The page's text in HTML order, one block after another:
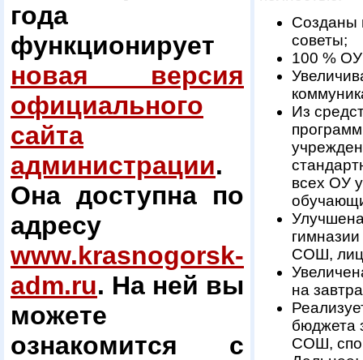
года
функционирует
новая версия
официального
сайта
администрации.
Она доступна по
адресу
www.krasnogorsk-
adm.ru. На ней вы
можете
ознакомится с
Созданы
советы;
100 %
Из
всех ОУ
СОШ,
на
бюджета
СОШ,